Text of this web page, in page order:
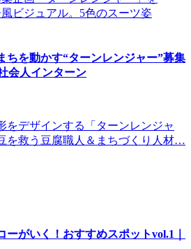
ちを動かす“ターンレンジャー”募集
会人インターン
をデザインする「ターンレンジャ
を救う豆腐職人＆まちづくり人材…
がいく！おすすめスポットvol.1｜